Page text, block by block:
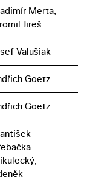
Merta,
Jireš
Valušiak
Goetz
Goetz